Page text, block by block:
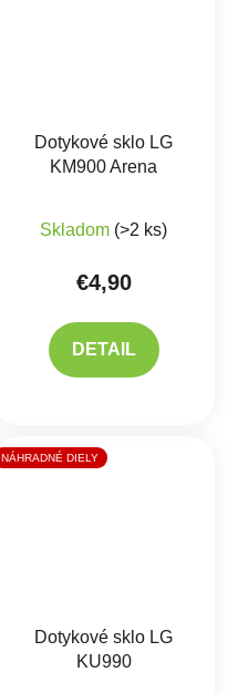
Dotykové sklo LG
KM900 Arena
Skladom (>2 ks)
€4,90
DETAIL
NÁHRADNÉ DIELY
Dotykové sklo LG
KU990